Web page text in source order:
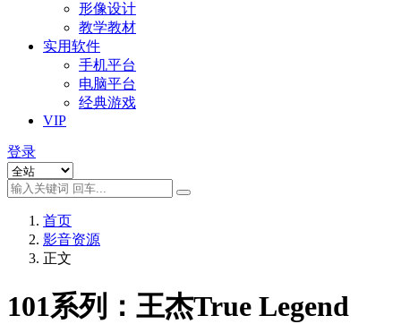
形像设计
教学教材
实用软件
手机平台
电脑平台
经典游戏
VIP
登录
首页
影音资源
正文
101系列：王杰True Legend